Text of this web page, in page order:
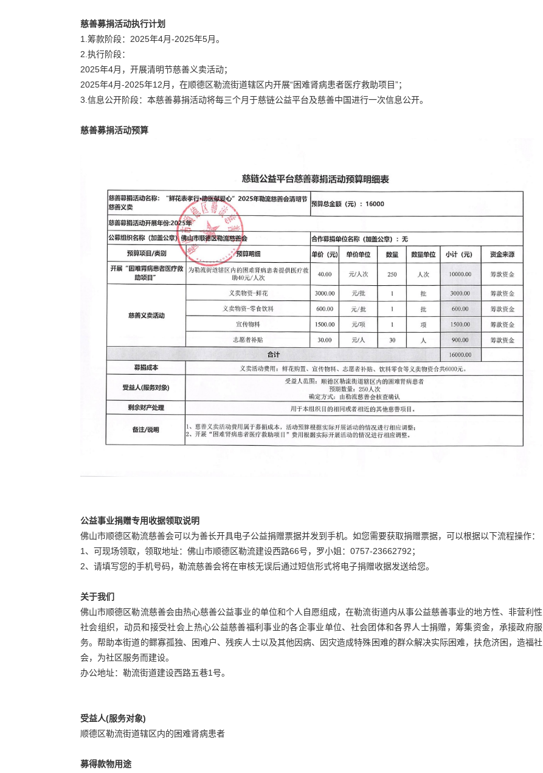
慈善募捐活动执行计划
1.筹款阶段：2025年4月-2025年5月。
2.执行阶段：
2025年4月，开展清明节慈善义卖活动；
2025年4月-2025年12月，在顺德区勒流街道辖区内开展“困难肾病患者医疗救助项目”；
3.信息公开阶段：本慈善募捐活动将每三个月于慈链公益平台及慈善中国进行一次信息公开。
慈善募捐活动预算
公益事业捐赠专用收据领取说明
佛山市顺德区勒流慈善会可以为善长开具电子公益捐赠票据并发到手机。如您需要获取捐赠票据，可以根据以下流程操作：
1、可现场领取，领取地址：佛山市顺德区勒流建设西路66号，罗小姐：0757-23662792；
2、请填写您的手机号码，勒流慈善会将在审核无误后通过短信形式将电子捐赠收据发送给您。
关于我们
佛山市顺德区勒流慈善会由热心慈善公益事业的单位和个人自愿组成，在勒流街道内从事公益慈善事业的地方性、非营利性
社会组织，动员和接受社会上热心公益慈善福利事业的各企事业单位、社会团体和各界人士捐赠，筹集资金，承接政府服
务。帮助本街道的鳏寡孤独、困难户、残疾人士以及其他因病、因灾造成特殊困难的群众解决实际困难，扶危济困，造福社
会，为社区服务而建设。
办公地址：勒流街道建设西路五巷1号。
受益人(服务对象)
顺德区勒流街道辖区内的困难肾病患者
募得款物用途